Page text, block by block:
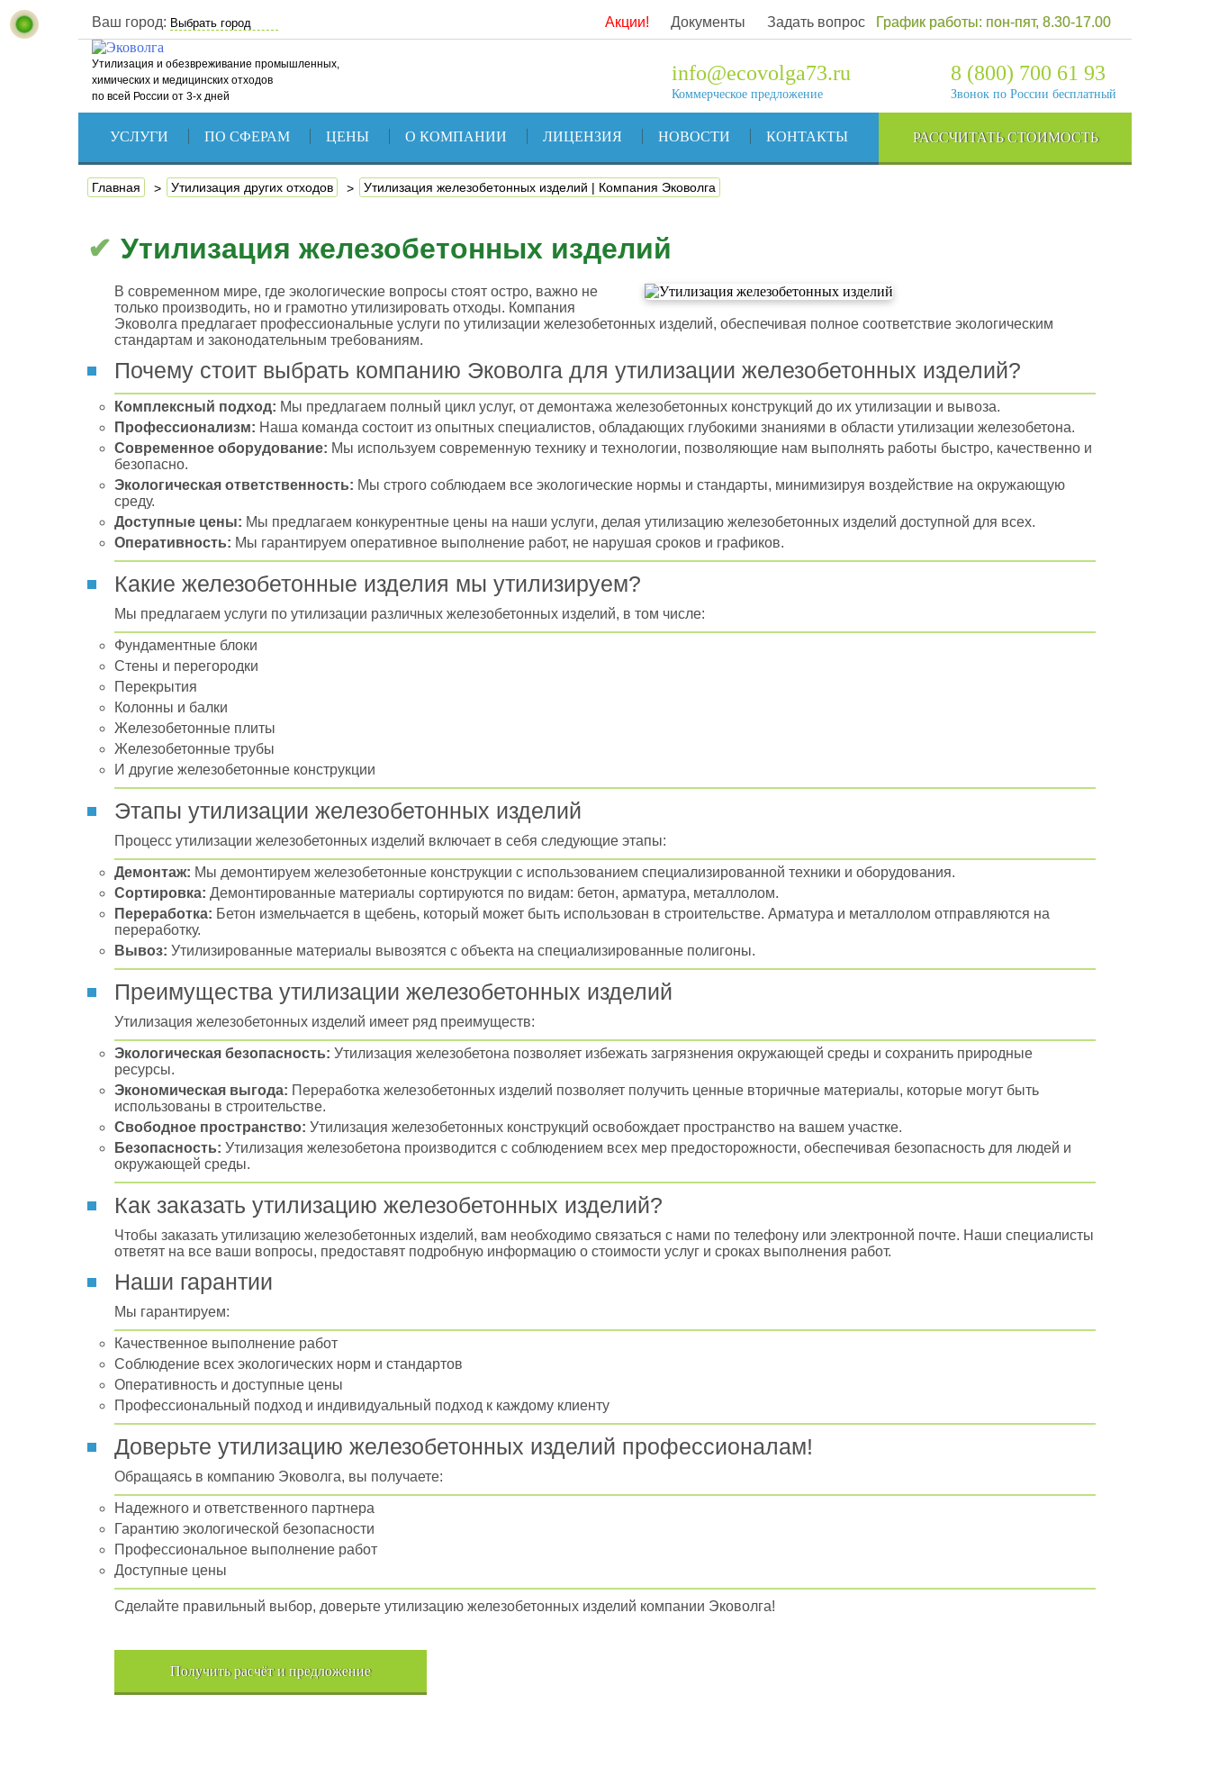
Ваш город: Акции! Документы Задать вопрос График работы: пон-пят, 8.30-17.00
Утилизация и обезвреживание промышленных,
химических и медицинских отходов
по всей России от 3-х дней
info@ecovolga73.ru
Коммерческое предложение
8 (800) 700 61 93
Звонок по России бесплатный
УСЛУГИ ПО СФЕРАМ ЦЕНЫ О КОМПАНИИ ЛИЦЕНЗИЯ НОВОСТИ КОНТАКТЫ РАССЧИТАТЬ СТОИМОСТЬ
Главная Утилизация других отходов Утилизация железобетонных изделий | Компания Эковолга
Утилизация железобетонных изделий
В современном мире, где экологические вопросы стоят остро, важно не
только производить, но и грамотно утилизировать отходы. Компания
Эковолга предлагает профессиональные услуги по утилизации железобетонных изделий, обеспечивая полное соответствие экологическим
стандартам и законодательным требованиям.
Почему стоит выбрать компанию Эковолга для утилизации железобетонных изделий?
Комплексный подход: Мы предлагаем полный цикл услуг, от демонтажа железобетонных конструкций до их утилизации и вывоза.
Профессионализм: Наша команда состоит из опытных специалистов, обладающих глубокими знаниями в области утилизации железобетона.
Современное оборудование: Мы используем современную технику и технологии, позволяющие нам выполнять работы быстро, качественно и
безопасно.
Экологическая ответственность: Мы строго соблюдаем все экологические нормы и стандарты, минимизируя воздействие на окружающую
среду.
Доступные цены: Мы предлагаем конкурентные цены на наши услуги, делая утилизацию железобетонных изделий доступной для всех.
Оперативность: Мы гарантируем оперативное выполнение работ, не нарушая сроков и графиков.
Какие железобетонные изделия мы утилизируем?
Мы предлагаем услуги по утилизации различных железобетонных изделий, в том числе:
Фундаментные блоки
Стены и перегородки
Перекрытия
Колонны и балки
Железобетонные плиты
Железобетонные трубы
И другие железобетонные конструкции
Этапы утилизации железобетонных изделий
Процесс утилизации железобетонных изделий включает в себя следующие этапы:
Демонтаж: Мы демонтируем железобетонные конструкции с использованием специализированной техники и оборудования.
Сортировка: Демонтированные материалы сортируются по видам: бетон, арматура, металлолом.
Переработка: Бетон измельчается в щебень, который может быть использован в строительстве. Арматура и металлолом отправляются на
переработку.
Вывоз: Утилизированные материалы вывозятся с объекта на специализированные полигоны.
Преимущества утилизации железобетонных изделий
Утилизация железобетонных изделий имеет ряд преимуществ:
Экологическая безопасность: Утилизация железобетона позволяет избежать загрязнения окружающей среды и сохранить природные
ресурсы.
Экономическая выгода: Переработка железобетонных изделий позволяет получить ценные вторичные материалы, которые могут быть
использованы в строительстве.
Свободное пространство: Утилизация железобетонных конструкций освобождает пространство на вашем участке.
Безопасность: Утилизация железобетона производится с соблюдением всех мер предосторожности, обеспечивая безопасность для людей и
окружающей среды.
Как заказать утилизацию железобетонных изделий?
Чтобы заказать утилизацию железобетонных изделий, вам необходимо связаться с нами по телефону или электронной почте. Наши специалисты
ответят на все ваши вопросы, предоставят подробную информацию о стоимости услуг и сроках выполнения работ.
Наши гарантии
Мы гарантируем:
Качественное выполнение работ
Соблюдение всех экологических норм и стандартов
Оперативность и доступные цены
Профессиональный подход и индивидуальный подход к каждому клиенту
Доверьте утилизацию железобетонных изделий профессионалам!
Обращаясь в компанию Эковолга, вы получаете:
Надежного и ответственного партнера
Гарантию экологической безопасности
Профессиональное выполнение работ
Доступные цены
Сделайте правильный выбор, доверьте утилизацию железобетонных изделий компании Эковолга!
Получить расчёт и предложение